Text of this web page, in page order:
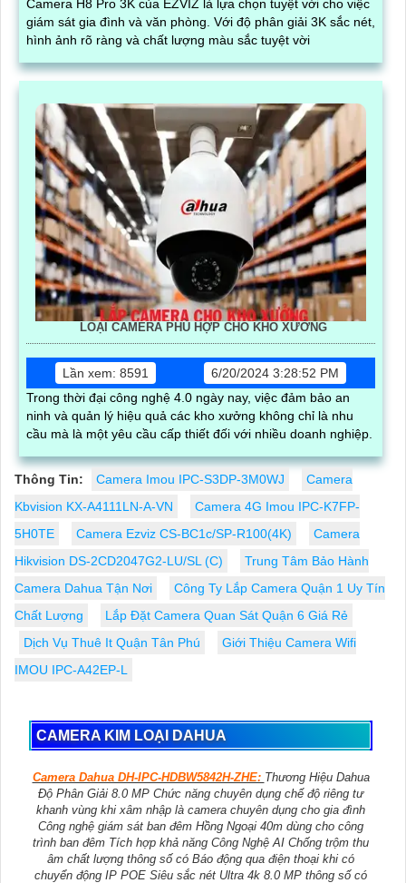
Camera H8 Pro 3K của EZVIZ là lựa chọn tuyệt vời cho việc
giám sát gia đình và văn phòng. Với độ phân giải 3K sắc nét,
hình ảnh rõ ràng và chất lượng màu sắc tuyệt vời
LOẠI CAMERA PHÙ HỢP CHO KHO XƯỞNG
Lần xem: 8591
6/20/2024 3:28:52 PM
Trong thời đại công nghệ 4.0 ngày nay, việc đảm bảo an
ninh và quản lý hiệu quả các kho xưởng không chỉ là nhu
cầu mà là một yêu cầu cấp thiết đối với nhiều doanh nghiệp.
Thông Tin: Camera Imou IPC-S3DP-3M0WJ
Camera
Kbvision KX-A4111LN-A-VN
Camera 4G Imou IPC-K7FP-
5H0TE
Camera Ezviz CS-BC1c/SP-R100(4K)
Camera
Hikvision DS-2CD2047G2-LU/SL (C)
Trung Tâm Bảo Hành
Camera Dahua Tận Nơi
Công Ty Lắp Camera Quận 1 Uy Tín
Chất Lượng
Lắp Đặt Camera Quan Sát Quận 6 Giá Rẻ
Dịch Vụ Thuê It Quận Tân Phú
Giới Thiệu Camera Wifi
IMOU IPC-A42EP-L
CAMERA KIM LOẠI DAHUA
Camera Dahua DH-IPC-HDBW5842H-ZHE: Thương Hiệu Dahua
Độ Phân Giải 8.0 MP Chức năng chuyên dụng chế độ riêng tư
khanh vùng khi xâm nhập là camera chuyên dụng cho gia đình
Công nghệ giám sát ban đêm Hồng Ngoại 40m dùng cho công
trình ban đêm Tích hợp khả năng Công Nghệ AI Chống trộm thu
âm chất lượng thông số có Báo động qua điện thoại khi có
chuyển động IP POE Siêu sắc nét Ultra 4k 8.0 MP thông số có